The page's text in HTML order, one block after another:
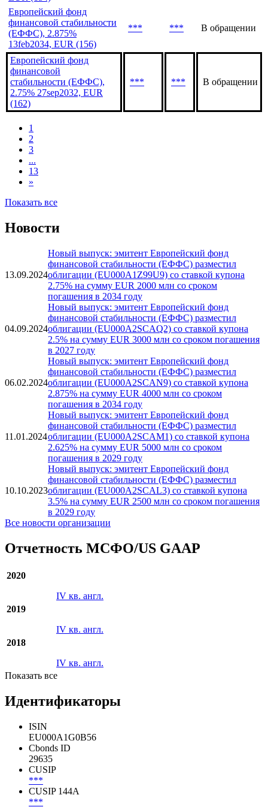
Европейский фонд
финансовой стабильности
(ЕФФС), 3.5% 11apr2029,
EUR (154)
*** *** В обращении
Европейский фонд
финансовой стабильности
(ЕФФС), 2.875%
13feb2034, EUR (156)
Европейский фонд
финансовой
стабильности (ЕФФС),
2.75% 27sep2032, EUR
(162)
1
2
...
Новости
Новый выпуск: эмитент Европейский фонд
финансовой стабильности (ЕФФС) разместил
облигации (EU000A1Z99U9) со ставкой купона
2.75% на сумму EUR 2000 млн со сроком
погашения в 2034 году
Новый выпуск: эмитент Европейский фонд
финансовой стабильности (ЕФФС) разместил
облигации (EU000A2SCAQ2) со ставкой купона
2.5% на сумму EUR 3000 млн со сроком погашения
в 2027 году
Новый выпуск: эмитент Европейский фонд
финансовой стабильности (ЕФФС) разместил
облигации (EU000A2SCAN9) со ставкой купона
2.875% на сумму EUR 4000 млн со сроком
погашения в 2034 году
Новый выпуск: эмитент Европейский фонд
финансовой стабильности (ЕФФС) разместил
облигации (EU000A2SCAM1) со ставкой купона
2.625% на сумму EUR 5000 млн со сроком
погашения в 2029 году
Новый выпуск: эмитент Европейский фонд
финансовой стабильности (ЕФФС) разместил
облигации (EU000A2SCAL3) со ставкой купона
3.5% на сумму EUR 2500 млн со сроком погашения
в 2029 году
Отчетность МСФО/US GAAP
IV кв. англ.
IV кв. англ.
IV кв. англ.
Идентификаторы
ISIN
EU000A1G0B56
Cbonds ID
29635